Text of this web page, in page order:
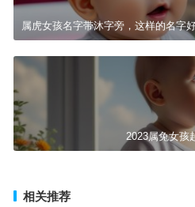
属虎女孩名字带沐字旁，这样的名字
2023属兔女孩
相关推荐